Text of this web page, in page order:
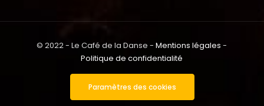
© 2022 - Le Café de la Danse -Mentions légales -
Politique de confidentialité
Paramètres des cookies